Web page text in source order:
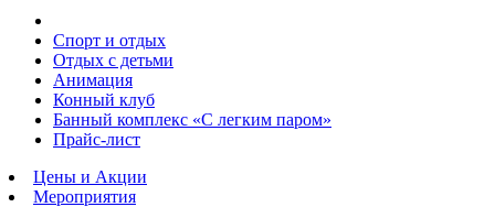
Спорт и отдых
Отдых с детьми
Анимация
Конный клуб
Банный комплекс «С легким паром»
Прайс-лист
Цены и Акции
Мероприятия